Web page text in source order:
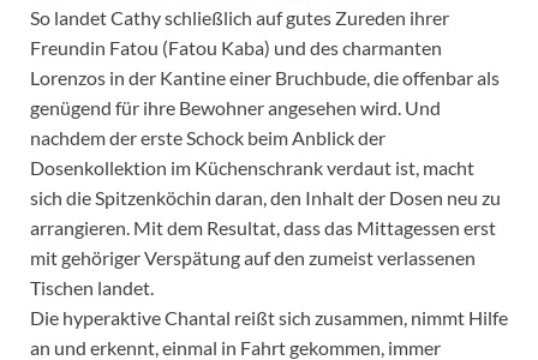
So landet Cathy schließlich auf gutes Zureden ihrer
Freundin Fatou (Fatou Kaba) und des charmanten
Lorenzos in der Kantine einer Bruchbude, die offenbar als
genügend für ihre Bewohner angesehen wird. Und
nachdem der erste Schock beim Anblick der
Dosenkollektion im Küchenschrank verdaut ist, macht
sich die Spitzenköchin daran, den Inhalt der Dosen neu zu
arrangieren. Mit dem Resultat, dass das Mittagessen erst
mit gehöriger Verspätung auf den zumeist verlassenen
Tischen landet.
Die hyperaktive Chantal reißt sich zusammen, nimmt Hilfe
an und erkennt, einmal in Fahrt gekommen, immer